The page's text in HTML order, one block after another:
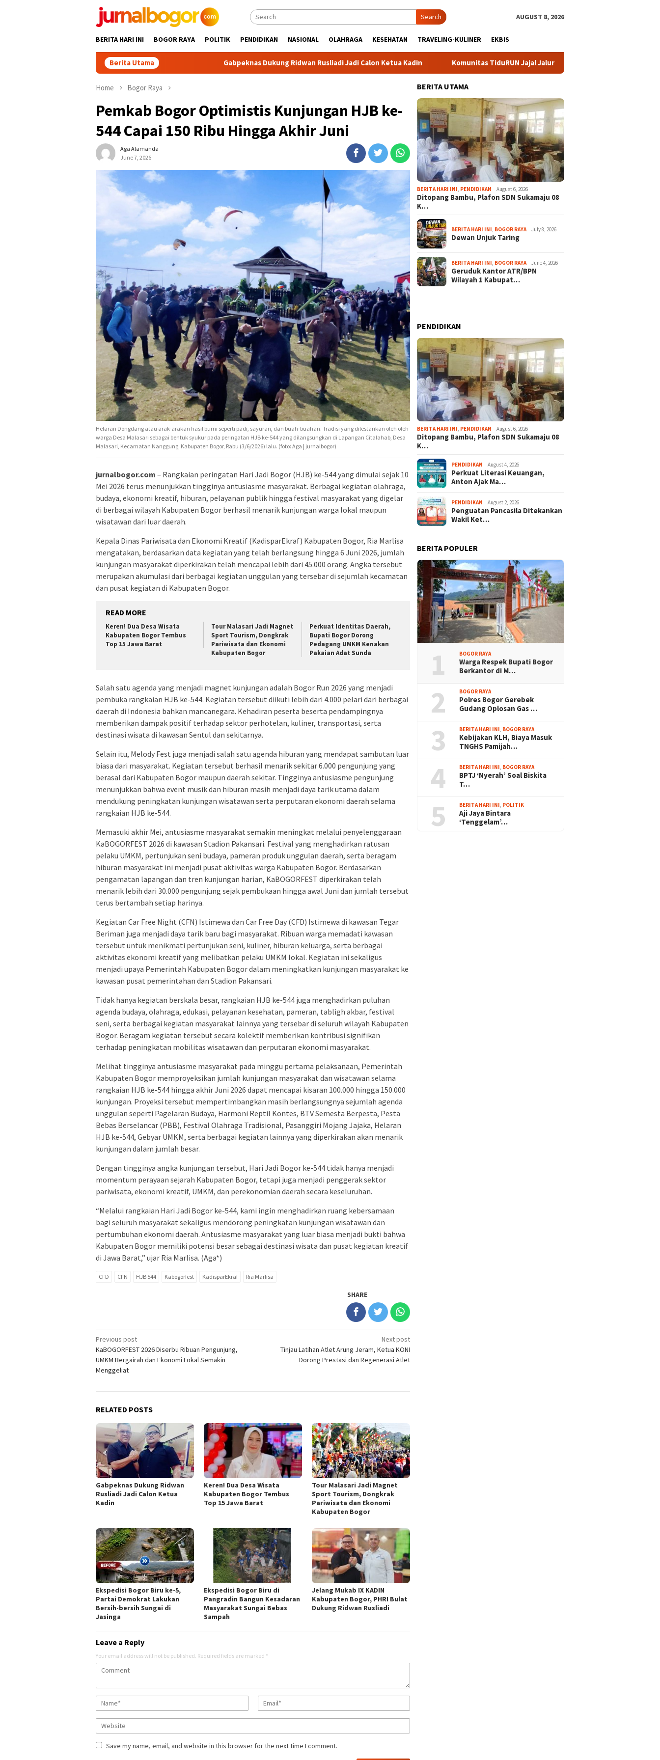
Search AUGUST 8, 2026
BERITA HARI INI BOGOR RAYA POLITIK PENDIDIKAN NASIONAL OLAHRAGA KESEHATAN TRAVELING-KULINER EKBIS
Berita Utama Gabpeknas Dukung Ridwan Rusliadi Jadi Calon Ketua Kadin Komunitas TiduRUN Jajal Jalur Baru Trekking dan Trail Run
Home Bogor Raya
Pemkab Bogor Optimistis Kunjungan HJB ke-
544 Capai 150 Ribu Hingga Akhir Juni
Aga Alamanda
June 7, 2026
Helaran Dongdang atau arak-arakan hasil bumi seperti padi, sayuran, dan buah-buahan. Tradisi yang dilestarikan oleh oleh
warga Desa Malasari sebagai bentuk syukur pada peringatan HJB ke-544 yang dilangsungkan di Lapangan Citalahab, Desa
Malasari, Kecamatan Nanggung, Kabupaten Bogor, Rabu (3/6/2026) lalu. (foto: Aga | jurnalbogor)
jurnalbogor.com – Rangkaian peringatan Hari Jadi Bogor (HJB) ke-544 yang dimulai sejak 10
Mei 2026 terus menunjukkan tingginya antusiasme masyarakat. Berbagai kegiatan olahraga,
budaya, ekonomi kreatif, hiburan, pelayanan publik hingga festival masyarakat yang digelar
di berbagai wilayah Kabupaten Bogor berhasil menarik kunjungan warga lokal maupun
wisatawan dari luar daerah.
Kepala Dinas Pariwisata dan Ekonomi Kreatif (KadisparEkraf) Kabupaten Bogor, Ria Marlisa
mengatakan, berdasarkan data kegiatan yang telah berlangsung hingga 6 Juni 2026, jumlah
kunjungan masyarakat diperkirakan telah mencapai lebih dari 45.000 orang. Angka tersebut
merupakan akumulasi dari berbagai kegiatan unggulan yang tersebar di sejumlah kecamatan
dan pusat kegiatan di Kabupaten Bogor.
READ MORE
Keren! Dua Desa Wisata
Kabupaten Bogor Tembus
Top 15 Jawa Barat
Tour Malasari Jadi Magnet
Sport Tourism, Dongkrak
Pariwisata dan Ekonomi
Kabupaten Bogor
Perkuat Identitas Daerah,
Bupati Bogor Dorong
Pedagang UMKM Kenakan
Pakaian Adat Sunda
Salah satu agenda yang menjadi magnet kunjungan adalah Bogor Run 2026 yang menjadi
pembuka rangkaian HJB ke-544. Kegiatan tersebut diikuti lebih dari 4.000 pelari dari berbagai
daerah di Indonesia bahkan mancanegara. Kehadiran peserta beserta pendampingnya
memberikan dampak positif terhadap sektor perhotelan, kuliner, transportasi, serta
destinasi wisata di kawasan Sentul dan sekitarnya.
Selain itu, Melody Fest juga menjadi salah satu agenda hiburan yang mendapat sambutan luar
biasa dari masyarakat. Kegiatan tersebut berhasil menarik sekitar 6.000 pengunjung yang
berasal dari Kabupaten Bogor maupun daerah sekitar. Tingginya antusiasme pengunjung
menunjukkan bahwa event musik dan hiburan masih menjadi daya tarik utama dalam
mendukung peningkatan kunjungan wisatawan serta perputaran ekonomi daerah selama
rangkaian HJB ke-544.
Memasuki akhir Mei, antusiasme masyarakat semakin meningkat melalui penyelenggaraan
KaBOGORFEST 2026 di kawasan Stadion Pakansari. Festival yang menghadirkan ratusan
pelaku UMKM, pertunjukan seni budaya, pameran produk unggulan daerah, serta beragam
hiburan masyarakat ini menjadi pusat aktivitas warga Kabupaten Bogor. Berdasarkan
pengamatan lapangan dan tren kunjungan harian, KaBOGORFEST diperkirakan telah
menarik lebih dari 30.000 pengunjung sejak pembukaan hingga awal Juni dan jumlah tersebut
terus bertambah setiap harinya.
Kegiatan Car Free Night (CFN) Istimewa dan Car Free Day (CFD) Istimewa di kawasan Tegar
Beriman juga menjadi daya tarik baru bagi masyarakat. Ribuan warga memadati kawasan
tersebut untuk menikmati pertunjukan seni, kuliner, hiburan keluarga, serta berbagai
aktivitas ekonomi kreatif yang melibatkan pelaku UMKM lokal. Kegiatan ini sekaligus
menjadi upaya Pemerintah Kabupaten Bogor dalam meningkatkan kunjungan masyarakat ke
kawasan pusat pemerintahan dan Stadion Pakansari.
Tidak hanya kegiatan berskala besar, rangkaian HJB ke-544 juga menghadirkan puluhan
agenda budaya, olahraga, edukasi, pelayanan kesehatan, pameran, tabligh akbar, festival
seni, serta berbagai kegiatan masyarakat lainnya yang tersebar di seluruh wilayah Kabupaten
Bogor. Beragam kegiatan tersebut secara kolektif memberikan kontribusi signifikan
terhadap peningkatan mobilitas wisatawan dan perputaran ekonomi masyarakat.
Melihat tingginya antusiasme masyarakat pada minggu pertama pelaksanaan, Pemerintah
Kabupaten Bogor memproyeksikan jumlah kunjungan masyarakat dan wisatawan selama
rangkaian HJB ke-544 hingga akhir Juni 2026 dapat mencapai kisaran 100.000 hingga 150.000
kunjungan. Proyeksi tersebut mempertimbangkan masih berlangsungnya sejumlah agenda
unggulan seperti Pagelaran Budaya, Harmoni Reptil Kontes, BTV Semesta Berpesta, Pesta
Bebas Berselancar (PBB), Festival Olahraga Tradisional, Pasanggiri Mojang Jajaka, Helaran
HJB ke-544, Gebyar UMKM, serta berbagai kegiatan lainnya yang diperkirakan akan menarik
kunjungan dalam jumlah besar.
Dengan tingginya angka kunjungan tersebut, Hari Jadi Bogor ke-544 tidak hanya menjadi
momentum perayaan sejarah Kabupaten Bogor, tetapi juga menjadi penggerak sektor
pariwisata, ekonomi kreatif, UMKM, dan perekonomian daerah secara keseluruhan.
“Melalui rangkaian Hari Jadi Bogor ke-544, kami ingin menghadirkan ruang kebersamaan
bagi seluruh masyarakat sekaligus mendorong peningkatan kunjungan wisatawan dan
pertumbuhan ekonomi daerah. Antusiasme masyarakat yang luar biasa menjadi bukti bahwa
Kabupaten Bogor memiliki potensi besar sebagai destinasi wisata dan pusat kegiatan kreatif
di Jawa Barat,” ujar Ria Marlisa. (Aga*)
CFD CFN HJB 544 Kabogorfest KadisparEkraf Ria Marlisa
SHARE
Post
navigation
Previous post
KaBOGORFEST 2026 Diserbu Ribuan Pengunjung,
UMKM Bergairah dan Ekonomi Lokal Semakin
Menggeliat
Next post
Tinjau Latihan Atlet Arung Jeram, Ketua KONI
Dorong Prestasi dan Regenerasi Atlet
RELATED POSTS
Gabpeknas Dukung Ridwan
Rusliadi Jadi Calon Ketua
Kadin
Keren! Dua Desa Wisata
Kabupaten Bogor Tembus
Top 15 Jawa Barat
Tour Malasari Jadi Magnet
Sport Tourism, Dongkrak
Pariwisata dan Ekonomi
Kabupaten Bogor
Ekspedisi Bogor Biru ke-5,
Partai Demokrat Lakukan
Bersih-bersih Sungai di
Jasinga
Ekspedisi Bogor Biru di
Pangradin Bangun Kesadaran
Masyarakat Sungai Bebas
Sampah
Jelang Mukab IX KADIN
Kabupaten Bogor, PHRI Bulat
Dukung Ridwan Rusliadi
Leave a Reply
Your email address will not be published. Required fields are marked *
Save my name, email, and website in this browser for the next time I comment.
BERITA UTAMA
BERITA HARI INI PENDIDIKAN August 6, 2026
Ditopang Bambu, Plafon SDN Sukamaju 08
K…
BERITA HARI INI BOGOR RAYA July 8, 2026
Dewan Unjuk Taring
BERITA HARI INI BOGOR RAYA June 4, 2026
Geruduk Kantor ATR/BPN
Wilayah 1 Kabupat…
PENDIDIKAN
BERITA HARI INI PENDIDIKAN August 6, 2026
Ditopang Bambu, Plafon SDN Sukamaju 08
K…
PENDIDIKAN August 4, 2026
Perkuat Literasi Keuangan,
Anton Ajak Ma…
PENDIDIKAN August 2, 2026
Penguatan Pancasila Ditekankan
Wakil Ket…
BERITA POPULER
1 BOGOR RAYA
Warga Respek Bupati Bogor
Berkantor di M…
2 BOGOR RAYA
Polres Bogor Gerebek
Gudang Oplosan Gas …
3 BERITA HARI INI, BOGOR RAYA
Kebijakan KLH, Biaya Masuk
TNGHS Pamijah…
4 BERITA HARI INI, BOGOR RAYA
BPTJ ‘Nyerah’ Soal Biskita
T…
5 BERITA HARI INI, POLITIK
Aji Jaya Bintara
‘Tenggelam’…